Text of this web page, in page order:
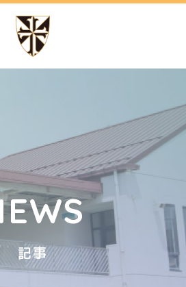
1日の流れ
年間行事
アクセス スクールバス
記事